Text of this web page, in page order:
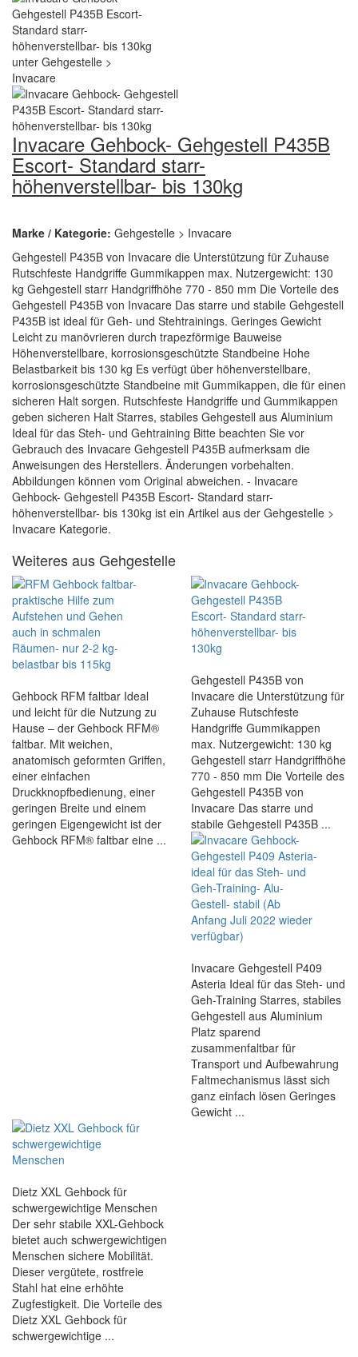
Invacare Gehbock- Gehgestell P435B
Escort- Standard starr-
höhenverstellbar- bis 130kg
Marke / Kategorie: Gehgestelle > Invacare
Gehgestell P435B von Invacare die Unterstützung für Zuhause
Rutschfeste Handgriffe Gummikappen max. Nutzergewicht: 130
kg Gehgestell starr Handgriffhöhe 770 - 850 mm Die Vorteile des
Gehgestell P435B von Invacare Das starre und stabile Gehgestell
P435B ist ideal für Geh- und Stehtrainings. Geringes Gewicht
Leicht zu manövrieren durch trapezförmige Bauweise
Höhenverstellbare, korrosionsgeschützte Standbeine Hohe
Belastbarkeit bis 130 kg Es verfügt über höhenverstellbare,
korrosionsgeschützte Standbeine mit Gummikappen, die für einen
sicheren Halt sorgen. Rutschfeste Handgriffe und Gummikappen
geben sicheren Halt Starres, stabiles Gehgestell aus Aluminium
Ideal für das Steh- und Gehtraining Bitte beachten Sie vor
Gebrauch des Invacare Gehgestell P435B aufmerksam die
Anweisungen des Herstellers. Änderungen vorbehalten.
Abbildungen können vom Original abweichen. - Invacare
Gehbock- Gehgestell P435B Escort- Standard starr-
höhenverstellbar- bis 130kg ist ein Artikel aus der Gehgestelle >
Invacare Kategorie.
Weiteres aus Gehgestelle
Gehbock RFM faltbar Ideal
und leicht für die Nutzung zu
Hause – der Gehbock RFM®
faltbar. Mit weichen,
anatomisch geformten Griffen,
einer einfachen
Druckknopfbedienung, einer
geringen Breite und einem
geringen Eigengewicht ist der
Gehbock RFM® faltbar eine ...
Gehgestell P435B von
Invacare die Unterstützung für
Zuhause Rutschfeste
Handgriffe Gummikappen
max. Nutzergewicht: 130 kg
Gehgestell starr Handgriffhöhe
770 - 850 mm Die Vorteile des
Gehgestell P435B von
Invacare Das starre und
stabile Gehgestell P435B ...
Invacare Gehgestell P409
Asteria Ideal für das Steh- und
Geh-Training Starres, stabiles
Gehgestell aus Aluminium
Platz sparend
zusammenfaltbar für
Transport und Aufbewahrung
Faltmechanismus lässt sich
ganz einfach lösen Geringes
Gewicht ...
Dietz XXL Gehbock für
schwergewichtige Menschen
Der sehr stabile XXL-Gehbock
bietet auch schwergewichtigen
Menschen sichere Mobilität.
Dieser vergütete, rostfreie
Stahl hat eine erhöhte
Zugfestigkeit. Die Vorteile des
Dietz XXL Gehbock für
schwergewichtige ...